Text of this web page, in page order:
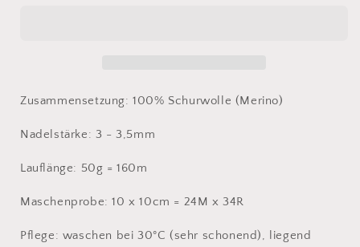
Zusammensetzung: 100% Schurwolle (Merino)
Nadelstärke: 3 - 3,5mm
Lauflänge: 50g = 160m
Maschenprobe: 10 x 10cm = 24M x 34R
Pflege: waschen bei 30°C (sehr schonend), liegend